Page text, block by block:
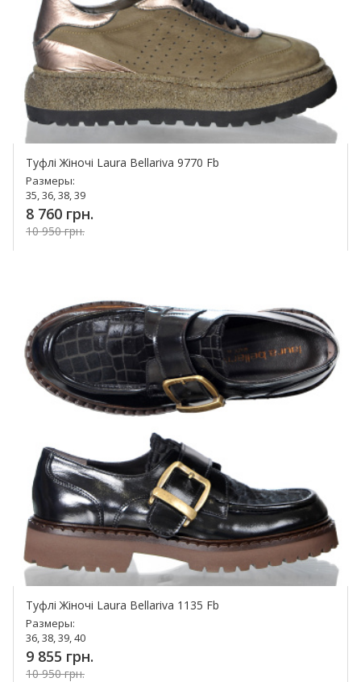
Туфлі Жіночі Laura Bellariva 9770 Fb
Размеры:
35, 36, 38, 39
8 760 грн.
10 950 грн.
Туфлі Жіночі Laura Bellariva 1135 Fb
Размеры:
36, 38, 39, 40
9 855 грн.
10 950 грн.